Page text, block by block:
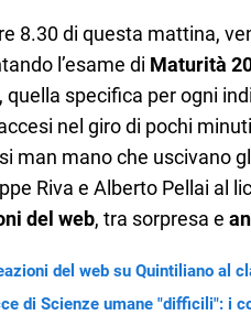
8.30 di questa mattina,
l’esame di Maturità
quella specifica per ogni
nel giro di pochi
man mano che uscivano
Riva e Alberto Pellai al
del web, tra sorpresa e
del web su Quintiliano al
di Scienze umane "difficili": i